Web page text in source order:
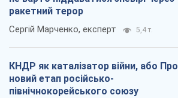
ракетний терор
Сергій Марченко, експерт 5,4 т.
КНДР як каталізатор війни, або Про
новий етап російсько-
північнокорейського союзу